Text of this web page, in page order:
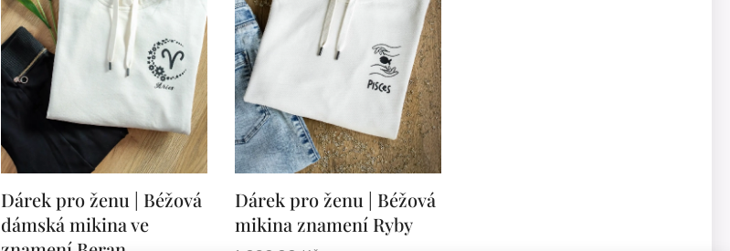
Dárek pro ženu | Béžová
dámská mikina ve
Dárek pro ženu | Béžová
mikina znamení Ryby